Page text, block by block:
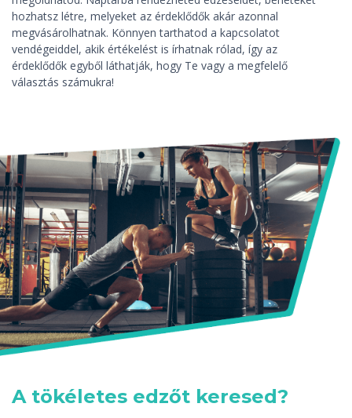
hozhatsz létre, melyeket az érdeklődők akár azonnal
megvásárolhatnak. Könnyen tarthatod a kapcsolatot
vendégeiddel, akik értékelést is írhatnak rólad, így az
érdeklődők egyből láthatják, hogy Te vagy a megfelelő
választás számukra!
A tökéletes edzőt keresed?